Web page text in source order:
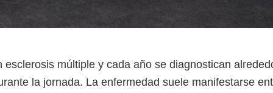
múltiple y cada año se diagnostican
la jornada. La enfermedad suele manifestarse